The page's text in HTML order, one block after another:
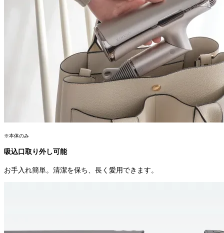
※本体のみ
吸込口取り外し可能
お手入れ簡単。清潔を保ち、長く愛用できます。